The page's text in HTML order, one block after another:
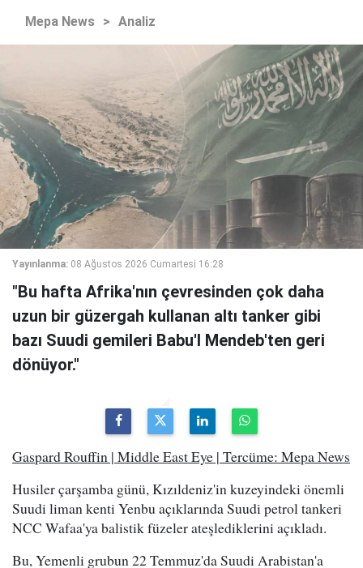
Mepa News > Analiz
Yayınlanma: 08 Ağustos 2026 Cumartesi 16:28
"Bu hafta Afrika'nın çevresinden çok daha
uzun bir güzergah kullanan altı tanker gibi
bazı Suudi gemileri Babu'l Mendeb'ten geri
dönüyor."
Gaspard Rouffin | Middle East Eye | Tercüme: Mepa News
Husiler çarşamba günü, Kızıldeniz'in kuzeyindeki önemli
Suudi liman kenti Yenbu açıklarında Suudi petrol tankeri
NCC Wafaa'ya balistik füzeler ateşlediklerini açıkladı.
Bu, Yemenli grubun 22 Temmuz'da Suudi Arabistan'a